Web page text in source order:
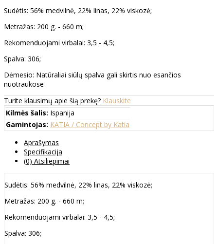
Sudėtis: 56% medvilnė, 22% linas, 22% viskozė;
Metražas: 200 g. - 660 m;
Rekomenduojami virbalai: 3,5 - 4,5;
Spalva: 306;
Dėmesio: Natūraliai siūlų spalva gali skirtis nuo esančios
nuotraukose
Turite klausimų apie šią prekę? Klauskite
Kilmės šalis: Ispanija
Gamintojas: KATIA / Concept by Katia
Aprašymas
Specifikacija
(0) Atsiliepimai
Sudėtis: 56% medvilnė, 22% linas, 22% viskozė;
Metražas: 200 g. - 660 m;
Rekomenduojami virbalai: 3,5 - 4,5;
Spalva: 306;